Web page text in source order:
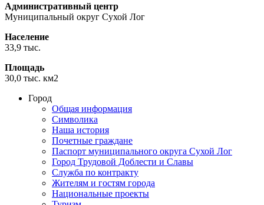
Административный центр
Муниципальный округ Сухой Лог
Население
33,9 тыс.
Площадь
30,0 тыс. км2
Город
Общая информация
Символика
Наша история
Почетные граждане
Паспорт муниципального округа Сухой Лог
Город Трудовой Доблести и Славы
Служба по контракту
Жителям и гостям города
Национальные проекты